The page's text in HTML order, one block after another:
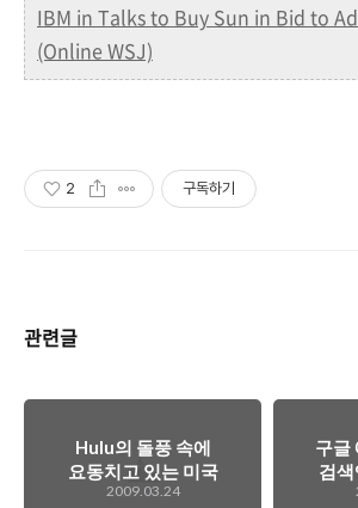
IBM in Talks to Buy Sun in Bid to
(Online WSJ)
2 구독하기
관련글
Hulu의 돌풍 속에
요동치고 있는 미국
동영상 시장. 그래도
2009.03.24
구글
검